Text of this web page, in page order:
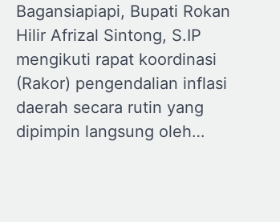
Bagansiapiapi, Bupati Rokan
Hilir Afrizal Sintong, S.IP
mengikuti rapat koordinasi
(Rakor) pengendalian inflasi
daerah secara rutin yang
dipimpin langsung oleh…